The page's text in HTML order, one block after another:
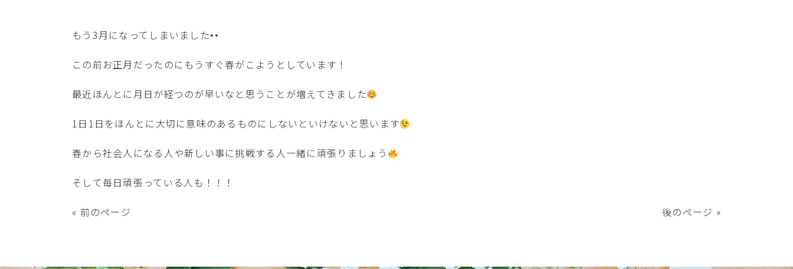
もう3月になってしまいました
この前お正月だったのにもうすぐ春がこようとしています！
最近ほんとに月日が経つのが早いなと思うことが増えてきました
1日1日をほんとに大切に意味のあるものにしないといけないと思います
春から社会人になる人や新しい事に挑戦する人一緒に頑張りましょう
そして毎日頑張っている人も！！！
« 前のページ 後のページ »